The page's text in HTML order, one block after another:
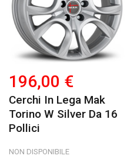
196,00 €
Cerchi In Lega Mak
Torino W Silver Da 16
Pollici
NON DISPONIBILE